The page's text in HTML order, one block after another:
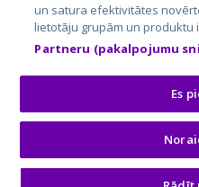
GetaPro.ee
Skelbiu.lt
Autoplius.lt
Aruodas.lt
© 2026 GetaPro. Все права
un satura efektivitātes
lietotāju grupām un produktu
Partneru (pakalpojumu
Es